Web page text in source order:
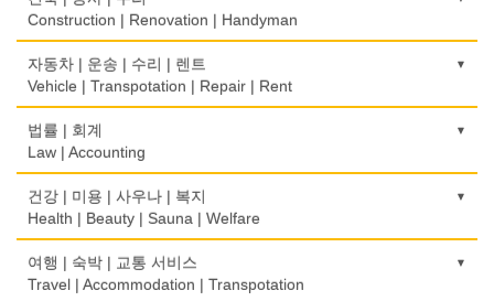
와인제조
정육점
제과점
Bakery
식품도매
Food Distributors
Denturist
한의원/한약
약국
의사-내과
Internal Medicine
의사-물리치료/카이로 프랙터
결혼상담
Marriage Consulting
Florist
모피점
백화점/선물센터
보석/귀금속/시계
Book Store
운전학원
Driving School
한글학교
Korean Language School
Boarding House
학교/학원
School/Academy
개인지도-체육
Electronic Goods Sales/Repair
Telephone/Communication Service
컴퓨터 판매/수리
Computer Sales/Repair
Mortgage
International Trade
Insurance/Investment/Finance
부동산 관리
Property Management
채무조정
Bankruptcy
Advertising/Graphic Design
광고 에이전트
Advertising Agency
Alarm/Security System
Cemetery/Monument
빨래방/세탁
Coin Laundry/Dry cleaning
Construction | Renovation | Handyman
건축시공/개조
Construction/Home Renovation
건축설계사
Architect
Architecture
Home Inspection
자동차 | 운송 | 수리 | 렌트
Vehicle | Transpotation | Repair | Rent
운송/통관/이삿짐
Transportation/Moving
택배
Courier Service
택시
Taxi Service
법률 | 회계
Law | Accounting
교통위반티켓
Traffic Ticket
공인회계사(CPA)
CPA
건강 | 미용 | 사우나 | 복지
Health | Beauty | Sauna | Welfare
건강상담/식품/정보
Health Counseling/Food/Information
여행 | 숙박 | 교통 서비스
Travel | Accommodation | Transpotation